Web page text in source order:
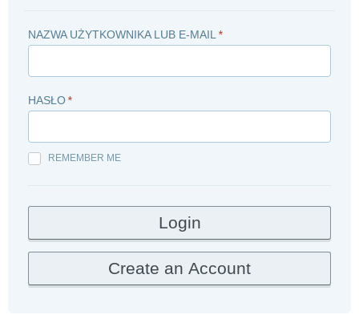
NAZWA UŻYTKOWNIKA LUB E-MAIL *
HASŁO *
REMEMBER ME